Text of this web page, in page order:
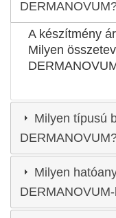
A készítmény
Milyen
Milyen típusú
Milyen